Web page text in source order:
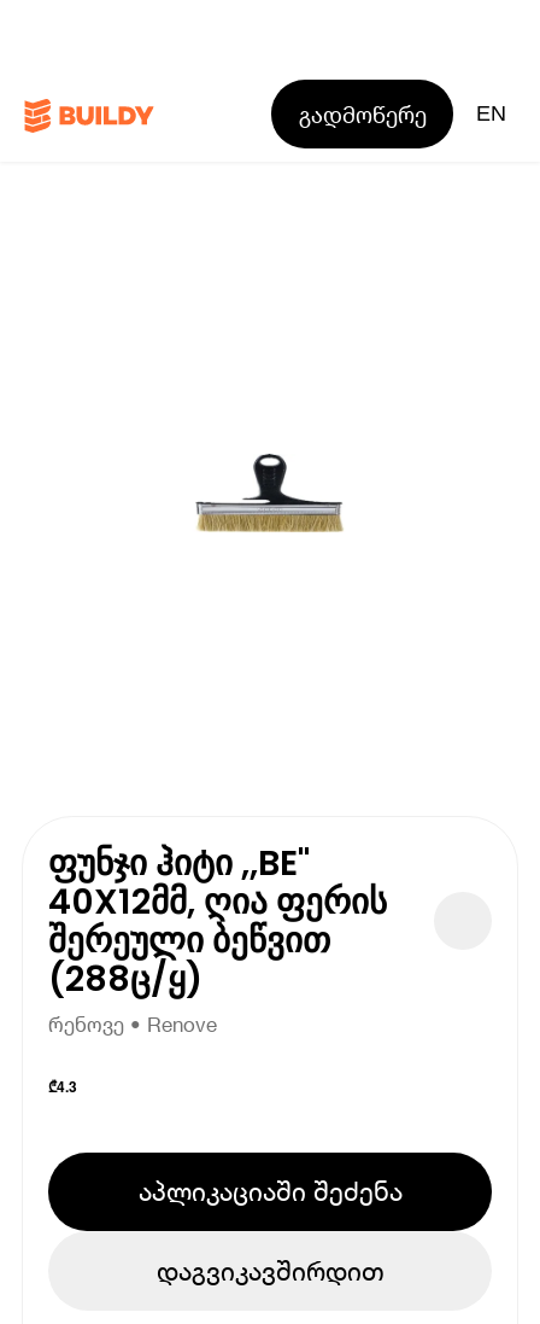
გადმოწერე EN
ფუნჯი ჰიტი ,,BE"
40X12მმ, ღია ფერის
შერეული ბეწვით
(288ც/ყ)
რენოვე • Renove
₾4.3
აპლიკაციაში შეძენა
დაგვიკავშირდით